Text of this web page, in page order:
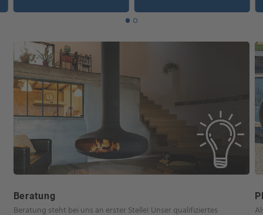
Beratung
Beratung steht bei uns an erster Stelle! Unser qualifiziertes